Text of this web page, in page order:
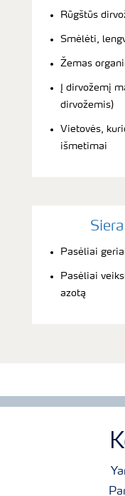
Rūgštūs
Smėlėti,
Žemas
Į dirvožemį
dirvožemis)
Vietovės,
išmetimai
Pasėliai
Pasėliai
azotą